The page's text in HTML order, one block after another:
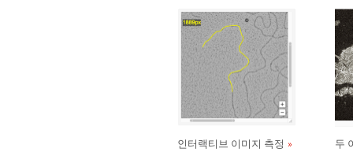
인터랙티브 이미지 측정 두